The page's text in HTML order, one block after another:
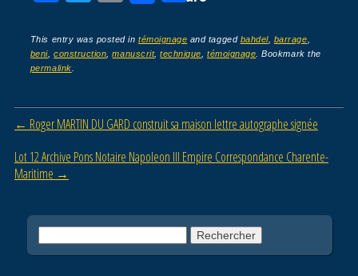
c
e
o
k
tt
er
ail
ta
g
This entry was posted intémoignage and tagged bahdel, barrage
beni ,construction ,manuscrit,technique ,témoignage . Bookmark the
permalink
Post navigation
← Roger MARTIN DU GARD construit sa maison lettre autographe signée
Lot 12 Archive Pons Notaire Napoleon III Empire Correspondance Charente-
Maritime →